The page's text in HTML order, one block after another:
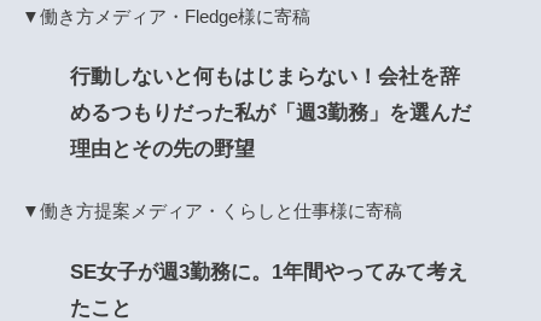
▼働き方メディア・Fledge様に寄稿
行動しないと何もはじまらない！会社を辞
めるつもりだった私が「週3勤務」を選んだ
理由とその先の野望
▼働き方提案メディア・くらしと仕事様に寄稿
SE女子が週3勤務に。1年間やってみて考え
たこと